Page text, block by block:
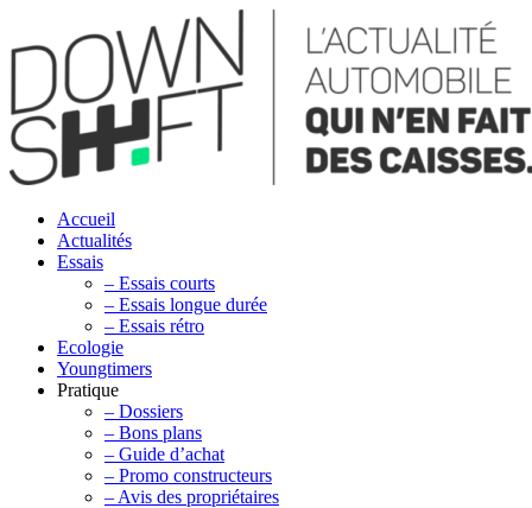
Accueil
Actualités
Essais
– Essais courts
– Essais longue durée
– Essais rétro
Ecologie
Youngtimers
Pratique
– Dossiers
– Bons plans
– Guide d’achat
– Promo constructeurs
– Avis des propriétaires